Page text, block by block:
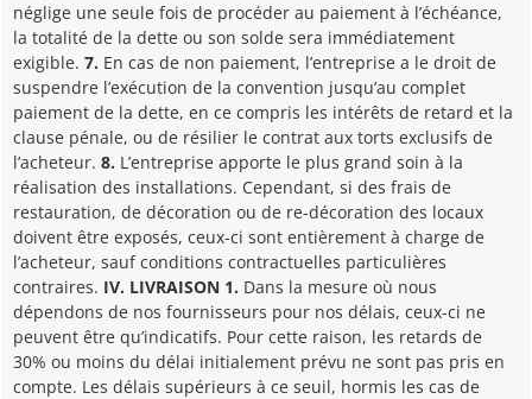
néglige une seule fois de procéder au paiement à l’échéance,
la totalité de la dette ou son solde sera immédiatement
exigible. 7. En cas de non paiement, l’entreprise a le droit de
suspendre l’exécution de la convention jusqu’au complet
paiement de la dette, en ce compris les intérêts de retard et la
clause pénale, ou de résilier le contrat aux torts exclusifs de
l’acheteur. 8. L’entreprise apporte le plus grand soin à la
réalisation des installations. Cependant, si des frais de
restauration, de décoration ou de re-décoration des locaux
doivent être exposés, ceux-ci sont entièrement à charge de
l’acheteur, sauf conditions contractuelles particulières
contraires. IV. LIVRAISON 1. Dans la mesure où nous
dépendons de nos fournisseurs pour nos délais, ceux-ci ne
peuvent être qu’indicatifs. Pour cette raison, les retards de
30% ou moins du délai initialement prévu ne sont pas pris en
compte. Les délais supérieurs à ce seuil, hormis les cas de